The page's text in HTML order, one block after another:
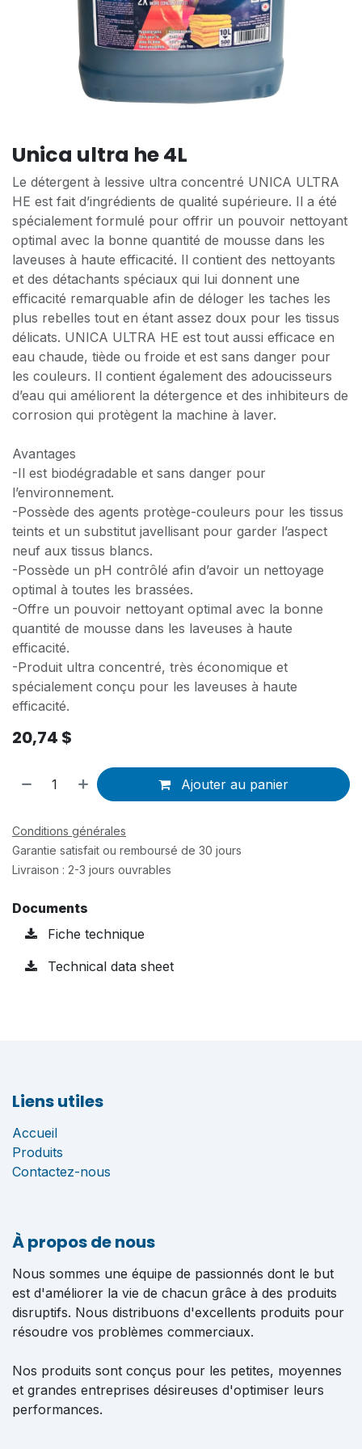
Unica ultra he 4L
Le détergent à lessive ultra concentré UNICA ULTRA
HE est fait d’ingrédients de qualité supérieure. Il a été
spécialement formulé pour offrir un pouvoir nettoyant
optimal avec la bonne quantité de mousse dans les
laveuses à haute efficacité. Il contient des nettoyants
et des détachants spéciaux qui lui donnent une
efficacité remarquable afin de déloger les taches les
plus rebelles tout en étant assez doux pour les tissus
délicats. UNICA ULTRA HE est tout aussi efficace en
eau chaude, tiède ou froide et est sans danger pour
les couleurs. Il contient également des adoucisseurs
d’eau qui améliorent la détergence et des inhibiteurs de
corrosion qui protègent la machine à laver.
Avantages
-Il est biodégradable et sans danger pour
l’environnement.
-Possède des agents protège-couleurs pour les tissus
teints et un substitut javellisant pour garder l’aspect
neuf aux tissus blancs.
-Possède un pH contrôlé afin d’avoir un nettoyage
optimal à toutes les brassées.
-Offre un pouvoir nettoyant optimal avec la bonne
quantité de mousse dans les laveuses à haute
efficacité.
-Produit ultra concentré, très économique et
spécialement conçu pour les laveuses à haute
efficacité.
20,74 $
Ajouter au panier
Conditions générales
Garantie satisfait ou remboursé de 30 jours
Livraison : 2-3 jours ouvrables
Documents
Fiche technique
Technical data sheet
Liens utiles
Accueil
Produits
Contactez-nous
À propos de nous
Nous sommes une équipe de passionnés dont le but
est d'améliorer la vie de chacun grâce à des produits
disruptifs. Nous distribuons d'excellents produits pour
résoudre vos problèmes commerciaux.
Nos produits sont conçus pour les petites, moyennes
et grandes entreprises désireuses d'optimiser leurs
performances.